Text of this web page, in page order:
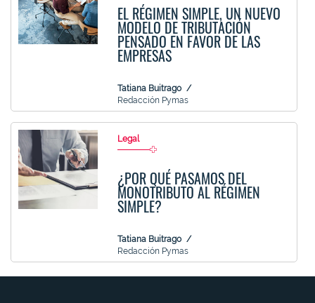
EL RÉGIMEN SIMPLE, UN NUEVO
MODELO DE TRIBUTACIÓN
PENSADO EN FAVOR DE LAS
EMPRESAS
Tatiana Buitrago
Redacción Pymas
Legal
¿POR QUÉ PASAMOS DEL
MONOTRIBUTO AL RÉGIMEN
SIMPLE?
Tatiana Buitrago
Redacción Pymas